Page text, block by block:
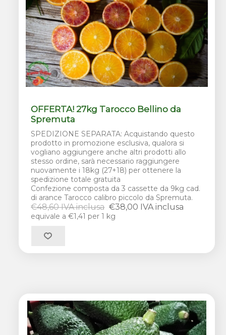
OFFERTA! 27kg Tarocco Bellino da
Spremuta
SPEDIZIONE SEPARATA: Acquistando questo
prodotto in promozione esclusiva, qualora si
vogliano aggiungere anche altri prodotti allo
stesso ordine, sarà necessario raggiungere
nuovamente i 18kg (27+18) per ottenere la
spedizione totale gratuita
Confezione composta da 3 cassette da 9kg cad.
di arance Tarocco calibro piccolo da Spremuta.
€48,60 IVA inclusa €38,00 IVA inclusa
equivale a €1,41 per 1 kg